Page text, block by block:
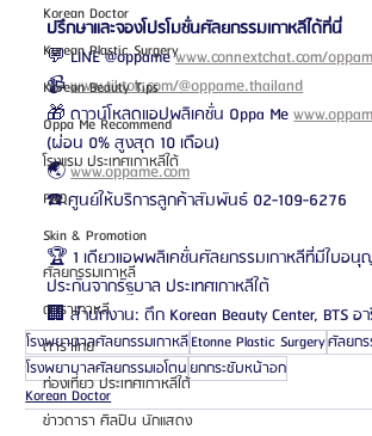
Korean Doctor
Korean Plastic Surgery
Korean Beauty Tips
Oppa Me Recommend
โรงแรม ประเทศเกาหลีใต้
FAQ
Skin & Promotion
ศัลยกรรมเกาหลี
ดาราเกาหลี
ดาราไทย
ท่องเที่ยว ประเทศเกาหลีใต้
ข่าวดารา ศิลปิน นักแสดง
ปรึกษาและจองโปรโมชั่นศัลยกรรมเกาหลีได้ที่นี่
💬 LINE @oppame www.connextchat.com/
📹 www.tiktok.com/@oppame.thailand
🎁 ดาวน์โหลดแอปพลิเคชั่น Oppa Me
(ผ่อน 0% สูงสุด 10 เดือน)
🌏 www.oppame.com
☎️ ศูนย์ให้บริการลูกค้าสัมพันธ์ 02-109-6276
🏆 1 เดียวแอพพลิเคชั่นศัลยกรรมเกาหลีที่มีใบอนุ
ประกันจากรัฐบาล ประเทศเกาหลีใต้
🏢 สำนักงาน: ตึก Korean Beauty Center, BTS อ
โรงพยาบาลศัลยกรรมเกาหลีEtonne Plastic Surgeryศัลยก
โรงพยาบาลศัลยกรรมเอโตนยกกระชับหน้าอก
Korean Doctor